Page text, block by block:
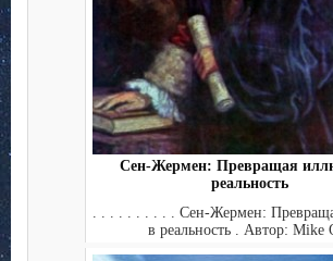
Сен-Жермен: Превращая
реальность
. . . . . . . . . . Сен-Жермен:
в реальность . Автор: Mike